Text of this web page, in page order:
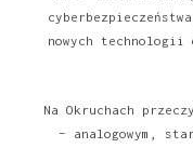
nowych technologii
Na Okruchach
– analogowym,